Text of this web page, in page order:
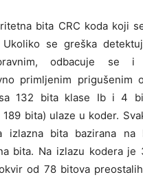
bita CRC koda koji
se greška
odbacuje se i
primljenim prigušenim
132 bita klase Ib i 4
bita) ulaze u koder.
bita bazirana na
bita. Na izlazu kodera je
od 78 bitova